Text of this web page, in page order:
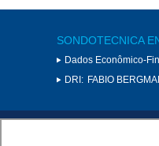
SONDOTECNICA
Dados Econômico-
DRI: FABIO